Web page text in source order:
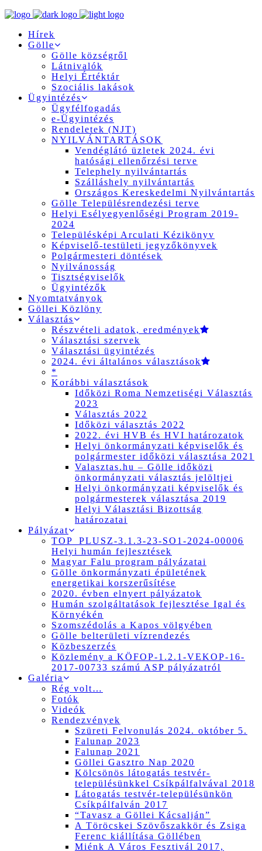
Hírek
Gölle
Gölle községről
Látnivalók
Helyi Értéktár
Szociális lakások
Ügyintézés
Ügyfélfogadás
e-Ügyintézés
Rendeletek (NJT)
NYILVÁNTARTÁSOK
Vendéglátó üzletek 2024. évi
hatósági ellenőrzési terve
Telephely nyilvántartás
Szálláshely nyilvántartás
Országos Kereskedelmi Nyilvántartás
Gölle Településrendezési terve
Helyi Esélyegyenlőségi Program 2019-
2024
Településképi Arculati Kézikönyv
Képviselő-testületi jegyzőkönyvek
Polgármesteri döntések
Nyilvánosság
Tisztségviselők
Ügyintézők
Nyomtatványok
Göllei Közlöny
Választás
Részvételi adatok, eredmények
Választási szervek
Választási ügyintézés
2024. évi általános választások
*
Korábbi választások
Időközi Roma Nemzetiségi Választás
2023
Választás 2022
Időközi választás 2022
2022. évi HVB és HVI határozatok
Helyi önkormányzati képviselők és
polgármester időközi választása 2021
Valasztas.hu – Gölle időközi
önkormányzati választás jelöltjei
Helyi önkormányzati képviselők és
polgármesterek választása 2019
Helyi Választási Bizottság
határozatai
Pályázat
TOP_PLUSZ-3.1.3-23-SO1-2024-00006
Helyi humán fejlesztések
Magyar Falu program pályázatai
Gölle önkormányzati épületének
energetikai korszerűsítése
2020. évben elnyert pályázatok
Humán szolgáltatások fejlesztése Igal és
Környékén
Szomszédolás a Kapos völgyében
Gölle belterületi vízrendezés
Közbeszerzés
Közlemény a KÖFOP-1.2.1-VEKOP-16-
2017-00733 számú ASP pályázatról
Galéria
Rég volt…
Fotók
Videók
Rendezvények
Szüreti Felvonulás 2024. október 5.
Falunap 2023
Falunap 2021
Göllei Gasztro Nap 2020
Kölcsönös látogatás testvér-
településünkkel Csíkpálfalvával 2018
Látogatás testvér-településünkön
Csíkpálfalván 2017
“Tavasz a Göllei Kácsalján”
A Töröcskei Szövőszakkör és Zsiga
Ferenc kiállítása Göllében
Miénk A Város Fesztivál 2017,